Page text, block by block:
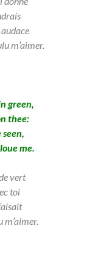
m’aimer.
green,
thee:
me.
vert
toi
m’aimer.